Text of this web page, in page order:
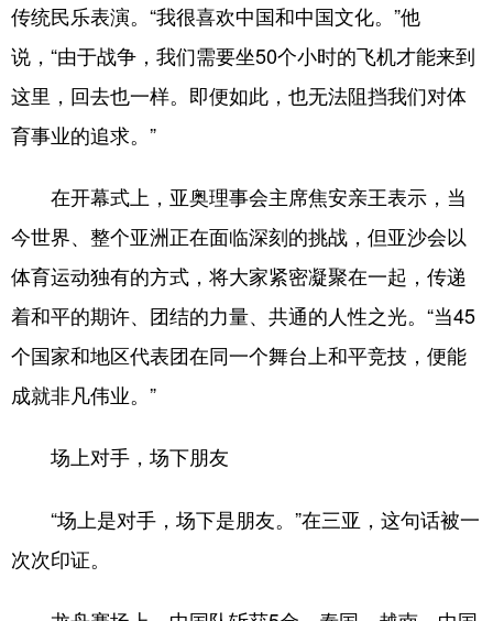
传统民乐表演。“我很喜欢中国和中国文化。”他
说，“由于战争，我们需要坐50个小时的飞机才能来到
这里，回去也一样。即便如此，也无法阻挡我们对体
育事业的追求。”
在开幕式上，亚奥理事会主席焦安亲王表示，当
今世界、整个亚洲正在面临深刻的挑战，但亚沙会以
体育运动独有的方式，将大家紧密凝聚在一起，传递
着和平的期许、团结的力量、共通的人性之光。“当45
个国家和地区代表团在同一个舞台上和平竞技，便能
成就非凡伟业。”
场上对手，场下朋友
“场上是对手，场下是朋友。”在三亚，这句话被一
次次印证。